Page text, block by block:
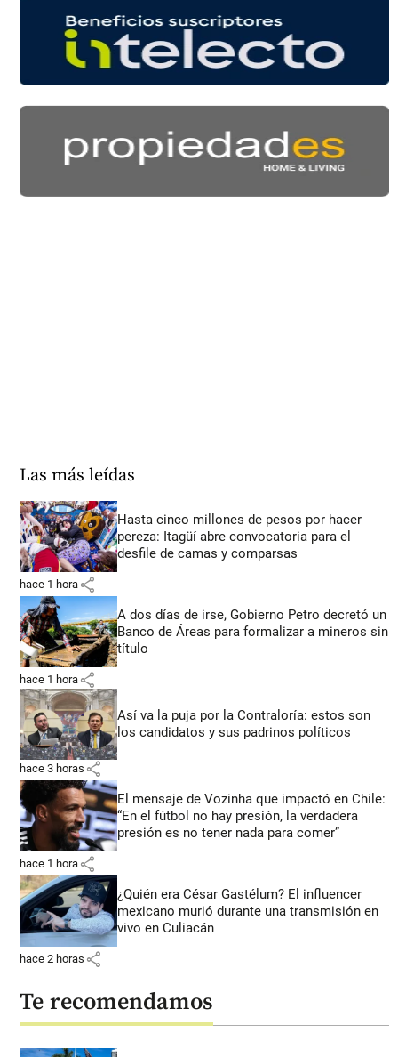
Las más leídas
Hasta cinco millones de pesos por hacer
pereza: Itagüí abre convocatoria para el
desfile de camas y comparsas
hace 1 hora share
A dos días de irse, Gobierno Petro decretó un
Banco de Áreas para formalizar a mineros sin
título
hace 1 hora share
Así va la puja por la Contraloría: estos son
los candidatos y sus padrinos políticos
hace 3 horas share
El mensaje de Vozinha que impactó en Chile:
“En el fútbol no hay presión, la verdadera
presión es no tener nada para comer”
hace 1 hora share
¿Quién era César Gastélum? El influencer
mexicano murió durante una transmisión en
vivo en Culiacán
hace 2 horas share
Te recomendamos